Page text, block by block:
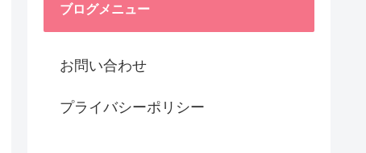
ブログメニュー
お問い合わせ
プライバシーポリシー